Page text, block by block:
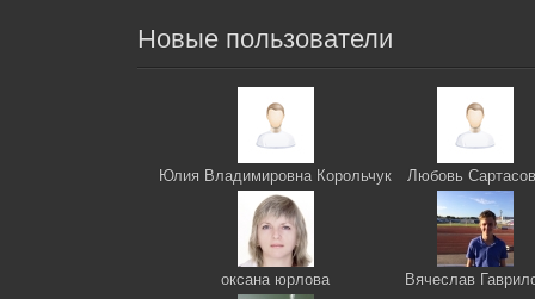
Новые пользователи
Юлия Владимировна Корольчук Любовь
оксана юрлова Вячеслав